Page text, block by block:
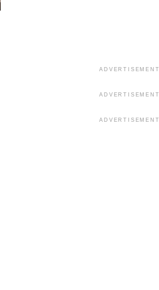
ADVERTISEMENT
ADVERTISEMENT
ADVERTISEMENT